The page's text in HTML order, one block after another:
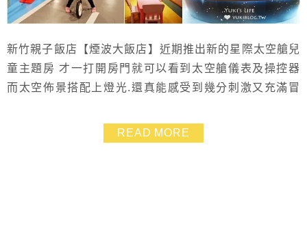
新竹親子飯店【煙波大飯店】近期推出新的星際太空艙兒
童主題房 才一打開房門就可以看到太空艙儀表及操控器
而太空佈景搭配上燈光.還真能感受到幾分刺激又充滿冒
過去.爬進爬出的顯得相當興奮 除此之外.煙波大飯店的
「卡樂次元」500坪室內兒童遊戲樂園更能不受天氣影響
READ MORE